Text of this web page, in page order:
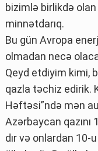
bizimlə birlikdə
minnətdarıq.
Bu gün Avropa
olmadan necə
Qeyd etdiyim kimi,
qazla təchiz edirik.
Həftəsi”ndə mən
Azərbaycan qazını
dır və onlardan 10-